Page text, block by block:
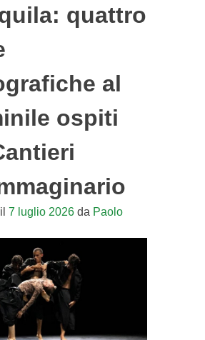
quattro
al
ospiti
7 luglio 2026da Paolo